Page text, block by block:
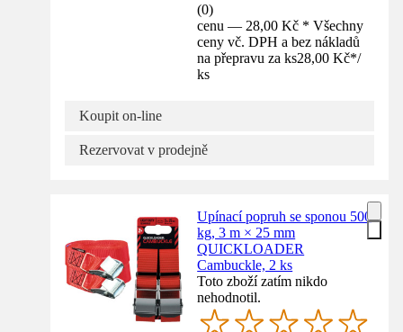
(0)
cenu — 28,00 Kč * Všechny
ceny vč. DPH a bez nákladů
na přepravu za ks28,00 Kč*/
ks
Koupit on-line
Rezervovat v prodejně
Upínací popruh se sponou 500
kg, 3 m × 25 mm
QUICKLOADER
Cambuckle, 2 ks
Toto zboží zatím nikdo
nehodnotil.